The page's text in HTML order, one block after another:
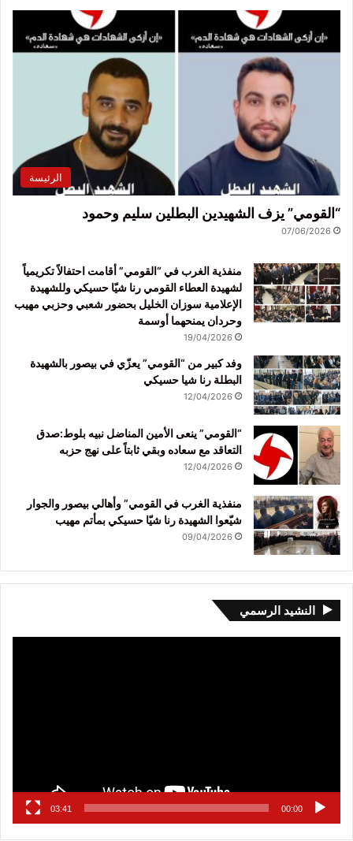
الرئيسة
“القومي” يزف الشهيدين البطلين سليم وحمود
07/06/2026
منفذية الغرب في “القومي” أقامت احتفالاً تكريمياً
لشهيدة العطاء القومي رنا شيّا حسيكي وللشهيدة
الإعلامية سوزان الخليل بحضور شعبي وحزبي مهيب
وحردان يمنحهما أوسمة
19/04/2026
وفد كبير من “القومي” يعزّي في بيصور بالشهيدة
البطلة رنا شيا حسيكي
12/04/2026
“القومي” ينعى الأمين المناضل نبيه بلوط:صدق
التعاقد مع سعاده وبقي ثابتاً على نهج حزبه
12/04/2026
منفذية الغرب في القومي” وأهالي بيصور والجوار
شيّعوا الشهيدة رنا شيّا حسيكي بمأتم مهيب
09/04/2026
النشيد الرسمي
00:00
03:41